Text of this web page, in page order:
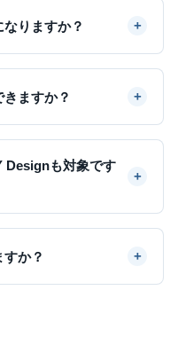
りますか？
ますか？
Designも対象です
か？